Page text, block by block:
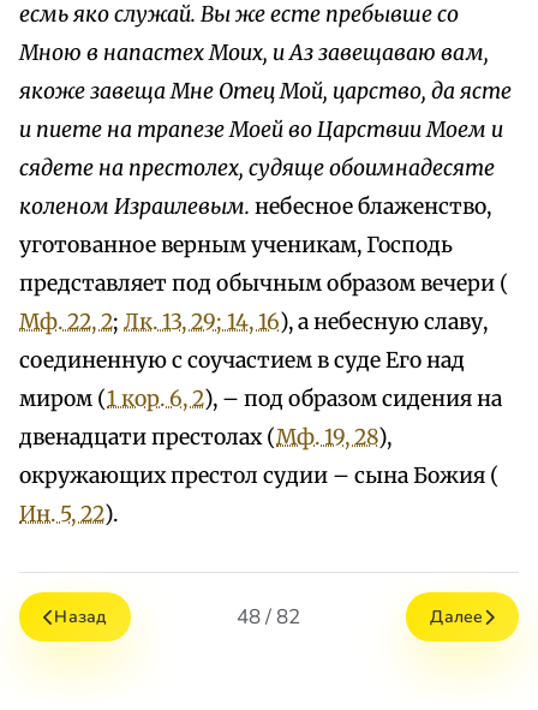
есмь яко служай. Вы же есте пребывше со
Мною в напастех Моих, и Аз завещаваю вам,
якоже завеща Мне Отец Мой, царство, да ясте
и пиете на трапезе Моей во Царствии Моем и
сядете на престолех, судяще обоимнадесяте
коленом Израилевым. небесное блаженство,
уготованное верным ученикам, Господь
представляет под обычным образом вечери (
Мф. 22, 2; Лк. 13, 29; 14, 16), а небесную славу,
соединенную с соучастием в суде Его над
миром (1 кор. 6, 2), – под образом сидения на
двенадцати престолах (Мф. 19, 28),
окружающих престол судии – сына Божия (
Ин. 5, 22).
Назад 48 / 82 Далее